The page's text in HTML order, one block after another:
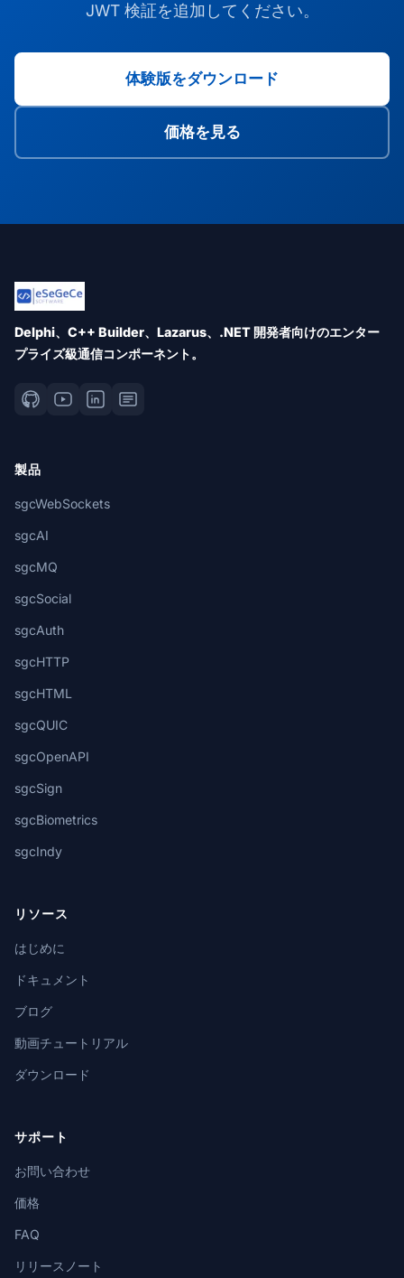
JWT 検証を追加してください。
体験版をダウンロード
価格を見る
Delphi、C++ Builder、Lazarus、.NET 開発者向けのエンター
プライズ級通信コンポーネント。
製品
sgcWebSockets
sgcAI
sgcMQ
sgcSocial
sgcAuth
sgcHTTP
sgcHTML
sgcQUIC
sgcOpenAPI
sgcSign
sgcBiometrics
sgcIndy
リソース
はじめに
ドキュメント
ブログ
動画チュートリアル
ダウンロード
サポート
お問い合わせ
価格
FAQ
リリースノート